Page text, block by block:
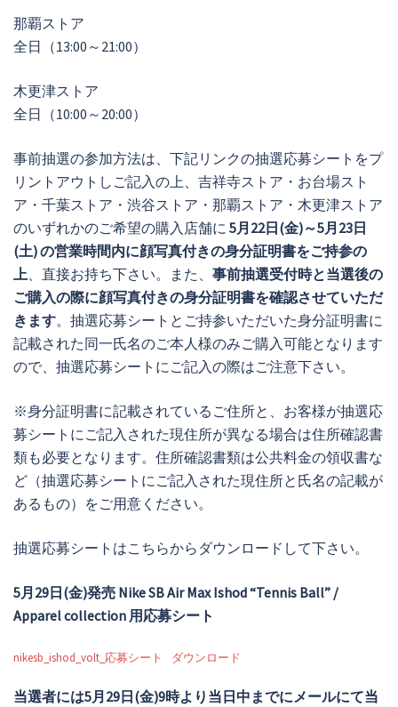
那覇ストア
全日（13:00～21:00）
木更津ストア
全日（10:00～20:00）
事前抽選の参加方法は、下記リンクの抽選応募シートをプ
リントアウトしご記入の上、吉祥寺ストア・お台場スト
ア・千葉ストア・渋谷ストア・那覇ストア・木更津ストア
のいずれかのご希望の購入店舗に 5月22日(金)～5月23日
(土)の営業時間内に顔写真付きの身分証明書をご持参の
上、直接お持ち下さい。また、 事前抽選受付時と当選後の
ご購入の際に顔写真付きの身分証明書を確認させていただ
きます。抽選応募シートとご持参いただいた身分証明書に
記載された同一氏名のご本人様のみご購入可能となります
ので、抽選応募シートにご記入の際はご注意下さい。
※身分証明書に記載されているご住所と、お客様が抽選応
募シートにご記入された現住所が異なる場合は住所確認書
類も必要となります。住所確認書類は公共料金の領収書な
ど（抽選応募シートにご記入された現住所と氏名の記載が
あるもの）をご用意ください。
抽選応募シートはこちらからダウンロードして下さい。
5月29日(金)発売 Nike SB Air Max Ishod “Tennis Ball” /
Apparel collection 用応募シート
nikesb_ishod_volt_応募シート ダウンロード
当選者には5月29日(金)9時より当日中までにメールにて当